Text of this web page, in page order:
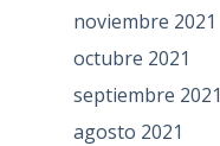
noviembre 2021
octubre 2021
septiembre 2021
agosto 2021